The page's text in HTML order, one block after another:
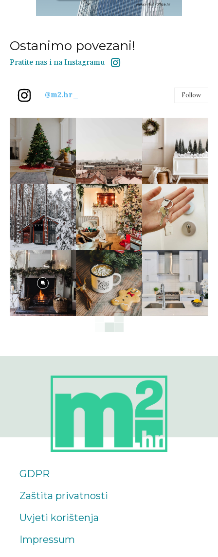
Ostanimo povezani!
Pratite nas i na Instagramu
@m2.hr_ Follow
GDPR
Zaštita privatnosti
Uvjeti korištenja
Impressum